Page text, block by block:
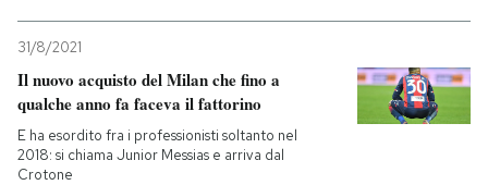
SHOP
CALENDARIO
31/8/2021
Il nuovo acquisto del Milan che fino a
qualche anno fa faceva il fattorino
E ha esordito fra i professionisti soltanto nel
2018: si chiama Junior Messias e arriva dal
Crotone